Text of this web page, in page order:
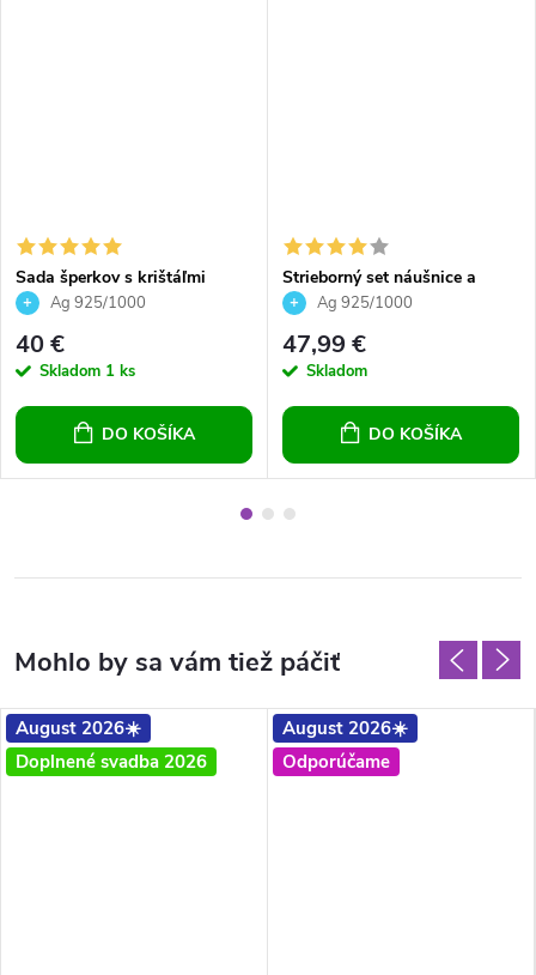
Sada šperkov s krištáľmi
Swarovski náušnice a
Ag 925/1000
40 €
Skladom 1 ks
DO KOŠÍKA
Strieborný set náušnice a
prívesok krúžky Crystal Calv
Ag 925/1000
47,99 €
Skladom
DO KOŠÍKA
August 2026☀️
Doplnené svadba 2026
August 2026☀️
Odporúčame